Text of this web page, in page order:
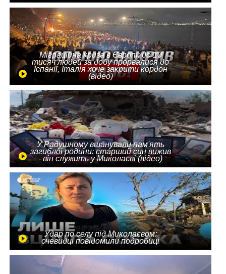
Міграційна криза в Європі: до 10
тисяч людей за добу прорвалися до
Іспанії, Італія хоче закрити кордон
(відео)
У Радушному вшанували пам'ять
загиблої родини: старший син вижив
- він служить у Миколаєві (відео)
Удар по селу під Миколаєвом:
очевидці повідомили подробиці